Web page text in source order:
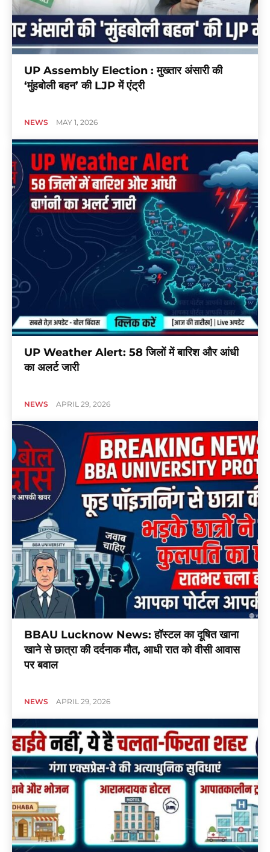
UP Assembly Election : मुख्तार अंसारी की
‘मुंहबोली बहन’ की LJP में एंट्री
NEWS MAY 1, 2026
UP Weather Alert: 58 जिलों में बारिश और आंधी
का अलर्ट जारी
NEWS APRIL 29, 2026
BBAU Lucknow News: हॉस्टल का दूषित खाना
खाने से छात्रा की दर्दनाक मौत, आधी रात को वीसी आवास
पर बवाल
NEWS APRIL 29, 2026